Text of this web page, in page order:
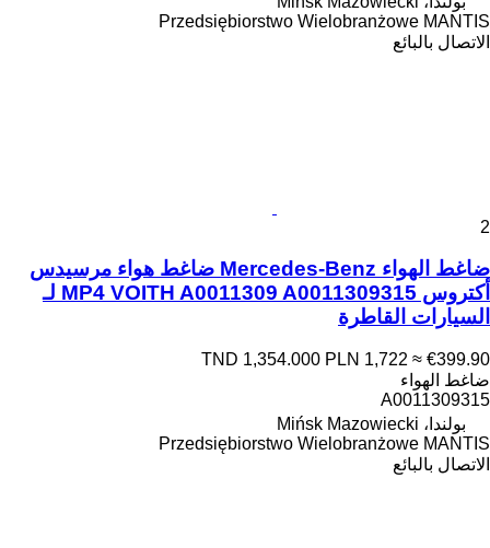
Przedsiębiorstwo Wielobranżowe MANTIS
الاتصال بالبائع
2
ضاغط الهواء Mercedes-Benz ضاغط هواء مرسيدس
أكتروس MP4 VOITH A0011309 A0011309315 لـ
السيارات القاطرة
TND 1,354.000 PLN 1,722 ≈ €399.90
ضاغط الهواء
A0011309315
بولندا، Mińsk Mazowiecki
Przedsiębiorstwo Wielobranżowe MANTIS
الاتصال بالبائع